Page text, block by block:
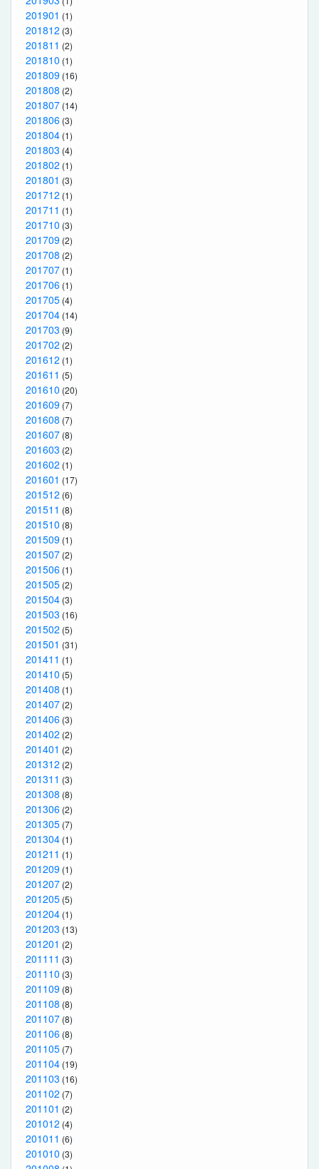
201901 (1)
201812 (3)
201811 (2)
201810 (1)
201809 (16)
201808 (2)
201807 (14)
201806 (3)
201804 (1)
201803 (4)
201802 (1)
201801 (3)
201712 (1)
201711 (1)
201710 (3)
201709 (2)
201708 (2)
201707 (1)
201706 (1)
201705 (4)
201704 (14)
201703 (9)
201702 (2)
201612 (1)
201611 (5)
201610 (20)
201609 (7)
201608 (7)
201607 (8)
201603 (2)
201602 (1)
201601 (17)
201512 (6)
201511 (8)
201510 (8)
201509 (1)
201507 (2)
201506 (1)
201505 (2)
201504 (3)
201503 (16)
201502 (5)
201501 (31)
201411 (1)
201410 (5)
201408 (1)
201407 (2)
201406 (3)
201402 (2)
201401 (2)
201312 (2)
201311 (3)
201308 (8)
201306 (2)
201305 (7)
201304 (1)
201211 (1)
201209 (1)
201207 (2)
201205 (5)
201204 (1)
201203 (13)
201201 (2)
201111 (3)
201110 (3)
201109 (8)
201108 (8)
201107 (8)
201106 (8)
201105 (7)
201104 (19)
201103 (16)
201102 (7)
201101 (2)
201012 (4)
201011 (6)
201010 (3)